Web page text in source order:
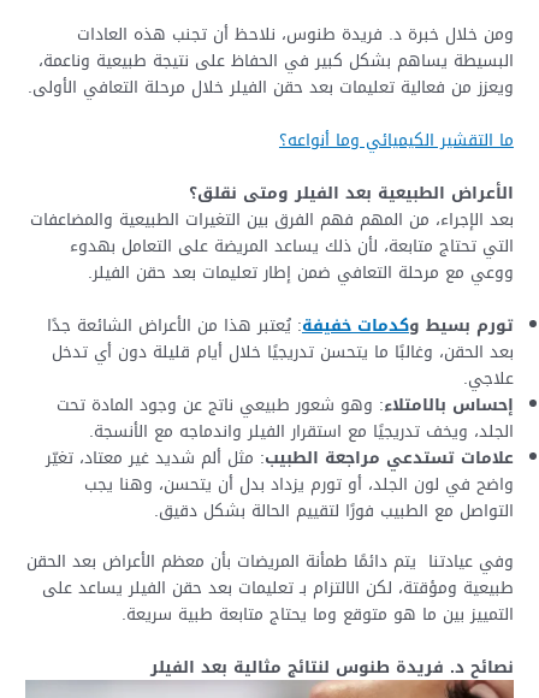
ومن خلال خبرة د. فريدة طنوس، نلاحظ أن تجنب هذه العادات
البسيطة يساهم بشكل كبير في الحفاظ على نتيجة طبيعية وناعمة،
ويعزز من فعالية تعليمات بعد حقن الفيلر خلال مرحلة التعافي الأولى.
ما التقشير الكيميائي وما أنواعه؟
الأعراض الطبيعية بعد الفيلر ومتى نقلق؟
بعد الإجراء، من المهم فهم الفرق بين التغيرات الطبيعية والمضاعفات
التي تحتاج متابعة، لأن ذلك يساعد المريضة على التعامل بهدوء
ووعي مع مرحلة التعافي ضمن إطار تعليمات بعد حقن الفيلر.
تورم بسيط وكدمات خفيفة: يُعتبر هذا من الأعراض الشائعة جدًا
بعد الحقن، وغالبًا ما يتحسن تدريجيًا خلال أيام قليلة دون أي تدخل
علاجي.
إحساس بالامتلاء: وهو شعور طبيعي ناتج عن وجود المادة تحت
الجلد، ويخف تدريجيًا مع استقرار الفيلر واندماجه مع الأنسجة.
علامات تستدعي مراجعة الطبيب: مثل ألم شديد غير معتاد، تغيّر
واضح في لون الجلد، أو تورم يزداد بدل أن يتحسن، وهنا يجب
التواصل مع الطبيب فورًا لتقييم الحالة بشكل دقيق.
وفي عيادتنا يتم دائمًا طمأنة المريضات بأن معظم الأعراض بعد الحقن
طبيعية ومؤقتة، لكن الالتزام بـ تعليمات بعد حقن الفيلر يساعد على
التمييز بين ما هو متوقع وما يحتاج متابعة طبية سريعة.
نصائح د. فريدة طنوس لنتائج مثالية بعد الفيلر